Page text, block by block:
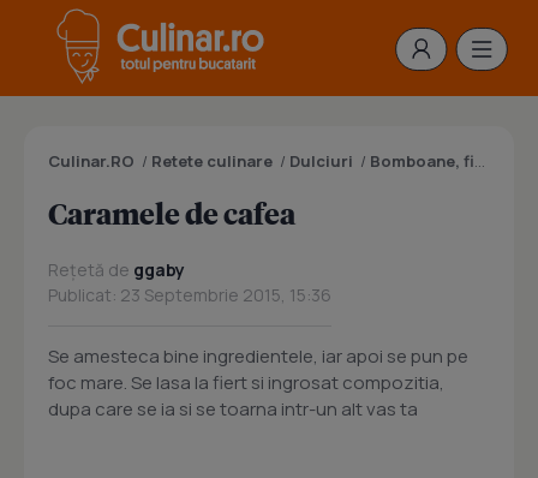
Culinar.RO / Retete culinare / Dulciuri / Bomboane, figurine
Caramele de cafea
Rețetă de ggaby
Publicat: 23 Septembrie 2015, 15:36
Se amesteca bine ingredientele, iar apoi se pun pe
foc mare. Se lasa la fiert si ingrosat compozitia,
dupa care se ia si se toarna intr-un alt vas ta